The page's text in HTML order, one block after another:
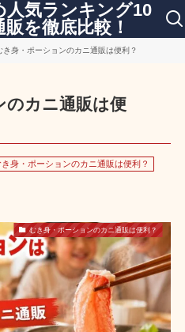
人気ランキング10
を徹底比較！
き身・ポーションのカニ通販は便利？
のカニ通販は便
き身・ポーションのカニ通販は便利？
むき身・ポーションのカニ通販は便利？